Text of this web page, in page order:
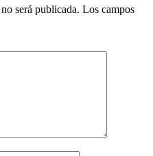
será publicada. Los campos